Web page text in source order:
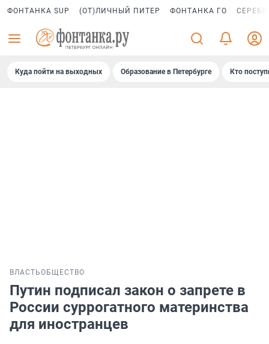
ФОНТАНКА SUP (ОТ)ЛИЧНЫЙ ПИТЕР ФОНТАНКА ГО
Куда пойти на выходных Образование в Петербурге Кто
ВЛАСТЬОБЩЕСТВО
Путин подписал закон о запрете в
России суррогатного материнства
для иностранцев